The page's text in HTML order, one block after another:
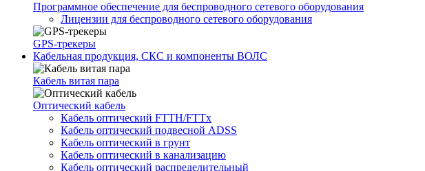
Программное обеспечение для беспроводного сетевого оборудования
Лицензии для беспроводного сетевого оборудования
GPS-трекеры
Кабельная продукция, СКС и компоненты ВОЛС
Кабель витая пара
Оптический кабель
Кабель оптический FTTH/FTTx
Кабель оптический подвесной ADSS
Кабель оптический в грунт
Кабель оптический в канализацию
Кабель оптический распределительный